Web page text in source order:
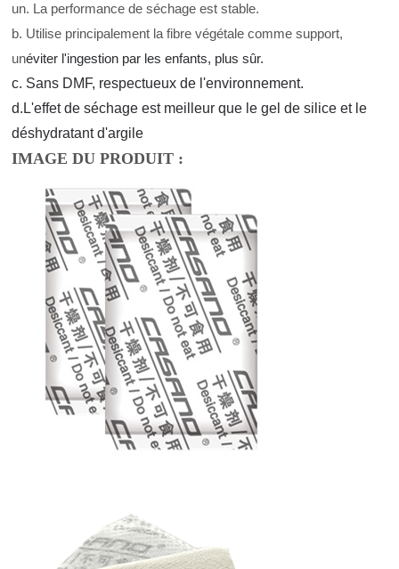
un. La performance de séchage est stable.
b. Utilise principalement la fibre végétale comme support,
unéviter l'ingestion par les enfants, plus sûr.
c. Sans DMF, respectueux de l'environnement.
d. L'effet de séchage est meilleur que le gel de silice et le
déshydratant d'argile
IMAGE DU PRODUIT :